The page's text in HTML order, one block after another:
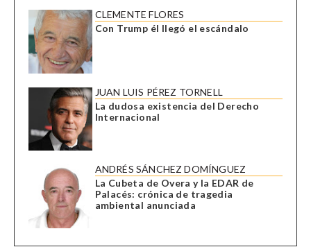
CLEMENTE FLORES
Con Trump él llegó el escándalo
JUAN LUIS PÉREZ TORNELL
La dudosa existencia del Derecho
Internacional
ANDRÉS SÁNCHEZ DOMÍNGUEZ
La Cubeta de Overa y la EDAR de
Palacés: crónica de tragedia
ambiental anunciada